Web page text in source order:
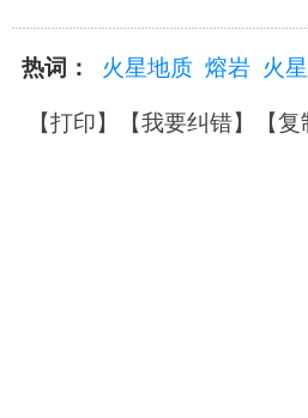
热词： 火星地质 熔岩 火
【打印】【我要纠错】【复